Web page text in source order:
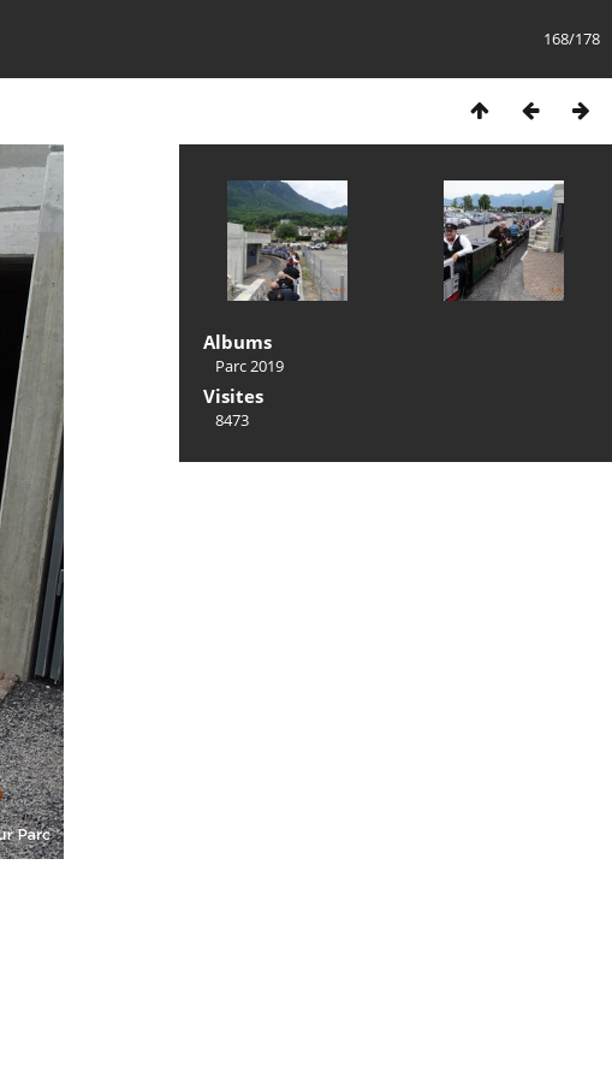
168/178
Albums
Parc 2019
Visites
8473